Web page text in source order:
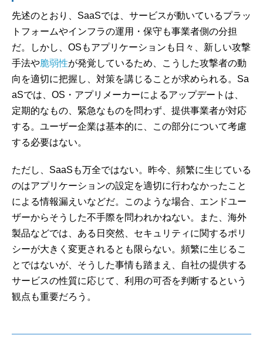
先述のとおり、SaaSでは、サービスが動いているプラッ
トフォームやインフラの運用・保守も事業者側の分担
だ。しかし、OSもアプリケーションも日々、新しい攻撃
手法や脆弱性が発覚しているため、こうした攻撃者の動
向を適切に把握し、対策を講じることが求められる。Sa
aSでは、OS・アプリメーカーによるアップデートは、
定期的なもの、緊急なものを問わず、提供事業者が対応
する。ユーザー企業は基本的に、この部分について考慮
する必要はない。
ただし、SaaSも万全ではない。昨今、頻繁に生じている
のはアプリケーションの設定を適切に行わなかったこと
による情報漏えいなどだ。このような場合、エンドユー
ザーからそうした不手際を問われかねない。また、海外
製品などでは、ある日突然、セキュリティに関するポリ
シーが大きく変更されるとも限らない。頻繁に生じるこ
とではないが、そうした事情も踏まえ、自社の提供する
サービスの性質に応じて、利用の可否を判断するという
観点も重要だろう。